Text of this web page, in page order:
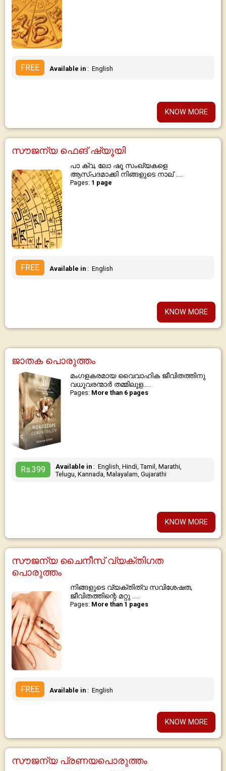
FREE Available in : English
KNOW MORE
സൗജന്യ ഫെങ് ഷ്യൂയി
പാ ക്വ, ലോ ഷൂ സംഖ്യകളെ
ആസ്പദമാക്കി നിങ്ങളുടെ നാല് .....
Pages: 1 page
FREE Available in : English
KNOW MORE
ജാതക പൊരുത്തം
മംഗളകരമായ വൈവാഹിക ജീവിതത്തിനു
വധൂവരന്മാർ തമ്മിലുള.....
Pages: More than 6 pages
Rs.399 Available in : English, Hindi, Tamil, Marathi,
Telugu, Kannada, Malayalam, Gujarathi
KNOW MORE
സൗജന്യ ചൈനീസ് വ്യക്തിഗത
പൊരുത്തം
നിങ്ങളുടെ വ്യക്തിത്വ സവിശേഷത,
ജീവിതത്തിന്റെ മറ്റു .....
Pages: More than 1 pages
FREE Available in : English
KNOW MORE
സൗജന്യ പ്രണയപൊരുത്തം